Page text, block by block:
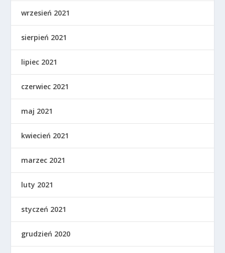
wrzesień 2021
sierpień 2021
lipiec 2021
czerwiec 2021
maj 2021
kwiecień 2021
marzec 2021
luty 2021
styczeń 2021
grudzień 2020